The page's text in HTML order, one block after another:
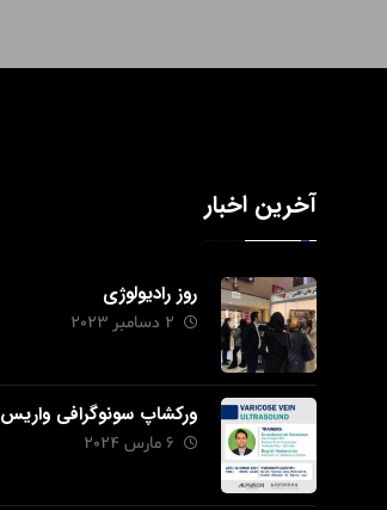
آخرین اخبار
روز رادیولوژی
2 دسامبر 2023
ورکشاپ سونوگرافی واریس
6 مارس 2024